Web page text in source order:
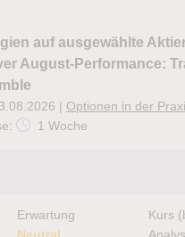
auf ausgewählte
August-Performance:
| Optionen in der
1 Woche
Erwartung
Kurs